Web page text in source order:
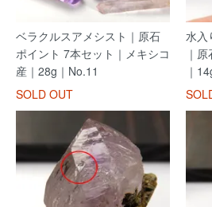
ベラクルスアメシスト｜原石
ポイント 7本セット｜メキシコ
産｜28g｜No.11
SOLD OUT
水入
｜
｜